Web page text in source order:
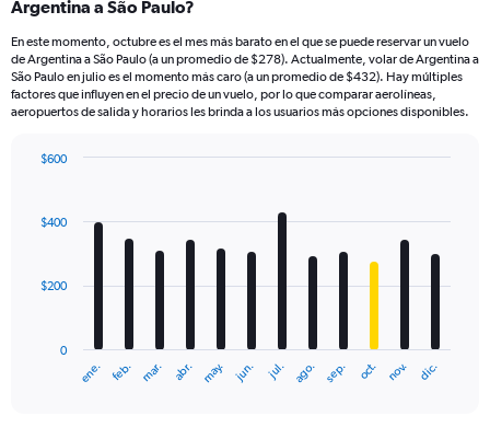
Argentina a São Paulo?
En este momento, octubre es el mes más barato en el que se puede reservar un vuelo
de Argentina a São Paulo (a un promedio de $278). Actualmente, volar de Argentina a
São Paulo en julio es el momento más caro (a un promedio de $432). Hay múltiples
factores que influyen en el precio de un vuelo, por lo que comparar aerolíneas,
aeropuertos de salida y horarios les brinda a los usuarios más opciones disponibles.
with
12
The
ene. feb. mar. abr. may. jun. jul. ago. sep. oct. nov. dic.
0
$200
$400
$600